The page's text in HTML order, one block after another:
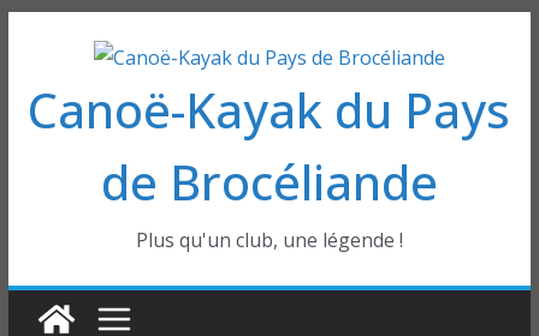
contenu
Canoë-Kayak du Pays
de Brocéliande
Plus qu'un club, une légende !